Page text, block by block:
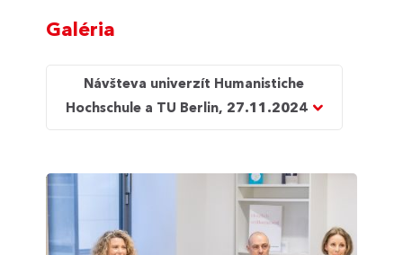
Galéria
Návšteva univerzít Humanistiche
Hochschule a TU Berlin, 27.11.2024
Vienna